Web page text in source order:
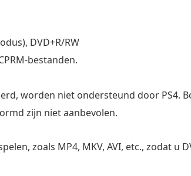
DVD+R/RW
bestanden.
worden niet ondersteund door PS4.
zijn niet aanbevolen.
zoals MP4, MKV, AVI, etc., zodat u